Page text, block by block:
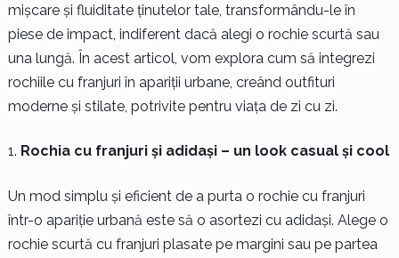
mișcare și fluiditate ținutelor tale, transformându-le în
piese de impact, indiferent dacă alegi o rochie scurtă sau
una lungă. În acest articol, vom explora cum să integrezi
rochiile cu franjuri în apariții urbane, creând outfituri
moderne și stilate, potrivite pentru viața de zi cu zi.
Rochia cu franjuri și adidași – un look casual și cool
Un mod simplu și eficient de a purta o rochie cu franjuri
într-o apariție urbană este să o asortezi cu adidași. Alege o
rochie scurtă cu franjuri plasate pe margini sau pe partea